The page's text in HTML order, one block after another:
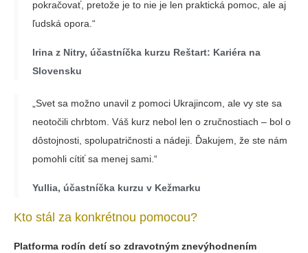
pokračovať, pretože je to nie je len praktická pomoc, ale aj
ľudská opora.“
Irina z Nitry, účastníčka kurzu Reštart: Kariéra na
Slovensku
„Svet sa možno unavil z pomoci Ukrajincom, ale vy ste sa
neotočili chrbtom. Váš kurz nebol len o zručnostiach – bol o
dôstojnosti, spolupatričnosti a nádeji. Ďakujem, že ste nám
pomohli cítiť sa menej sami.“
Yullia, účastníčka kurzu v Kežmarku
Kto stál za konkrétnou pomocou?
Platforma rodín detí so zdravotným znevýhodnením